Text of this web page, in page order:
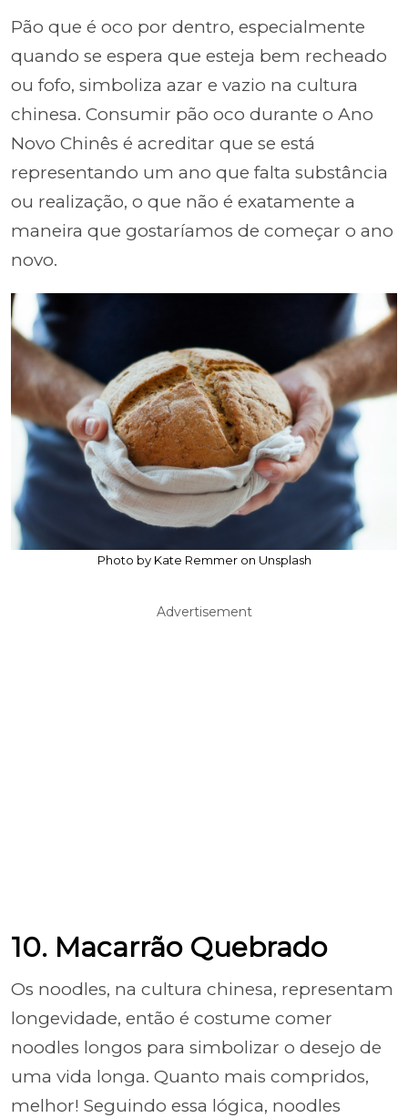
Pão que é oco por dentro, especialmente
quando se espera que esteja bem recheado
ou fofo, simboliza azar e vazio na cultura
chinesa. Consumir pão oco durante o Ano
Novo Chinês é acreditar que se está
representando um ano que falta substância
ou realização, o que não é exatamente a
maneira que gostaríamos de começar o ano
novo.
Photo by Kate Remmer on Unsplash
Advertisement
10. Macarrão Quebrado
Os noodles, na cultura chinesa, representam
longevidade, então é costume comer
noodles longos para simbolizar o desejo de
uma vida longa. Quanto mais compridos,
melhor! Seguindo essa lógica, noodles